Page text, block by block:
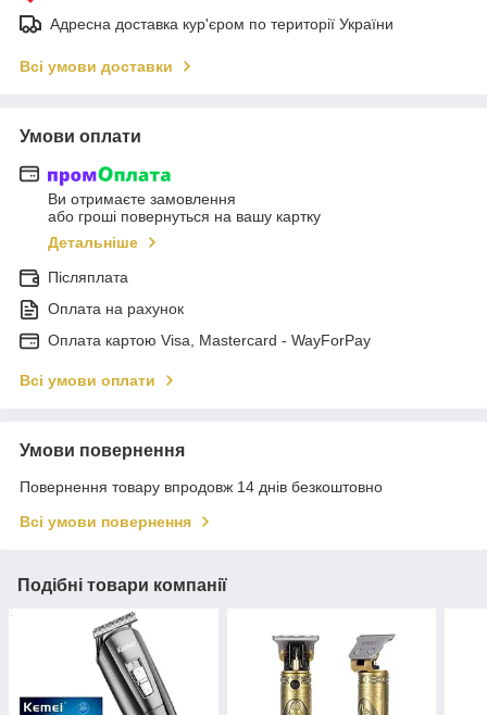
Адресна доставка кур'єром по території України
Всі умови доставки
Умови оплати
Ви отримаєте замовлення
або гроші повернуться на вашу картку
Детальніше
Післяплата
Оплата на рахунок
Оплата картою Visa, Mastercard - WayForPay
Всі умови оплати
Умови повернення
Повернення товару впродовж 14 днів безкоштовно
Всі умови повернення
Подібні товари компанії